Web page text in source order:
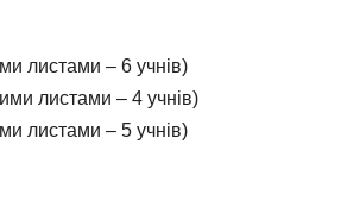
листами – 6 учнів)
листами – 4 учнів)
листами – 5 учнів)